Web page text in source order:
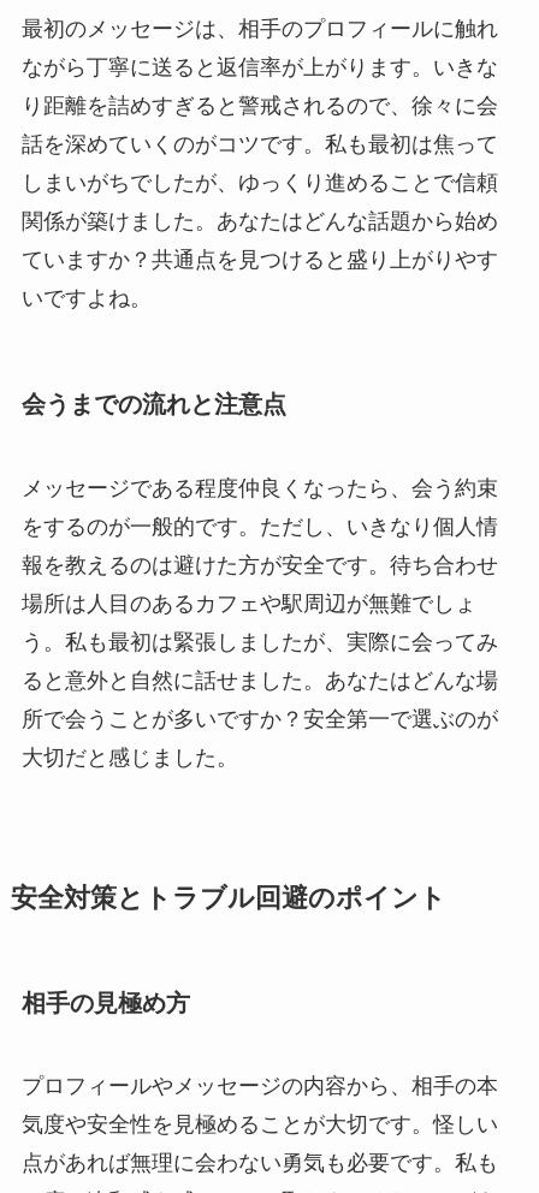
最初のメッセージは、相手のプロフィールに触れ
ながら丁寧に送ると返信率が上がります。いきな
り距離を詰めすぎると警戒されるので、徐々に会
話を深めていくのがコツです。私も最初は焦って
しまいがちでしたが、ゆっくり進めることで信頼
関係が築けました。あなたはどんな話題から始め
ていますか？共通点を見つけると盛り上がりやす
いですよね。
会うまでの流れと注意点
メッセージである程度仲良くなったら、会う約束
をするのが一般的です。ただし、いきなり個人情
報を教えるのは避けた方が安全です。待ち合わせ
場所は人目のあるカフェや駅周辺が無難でしょ
う。私も最初は緊張しましたが、実際に会ってみ
ると意外と自然に話せました。あなたはどんな場
所で会うことが多いですか？安全第一で選ぶのが
大切だと感じました。
安全対策とトラブル回避のポイント
相手の見極め方
プロフィールやメッセージの内容から、相手の本
気度や安全性を見極めることが大切です。怪しい
点があれば無理に会わない勇気も必要です。私も